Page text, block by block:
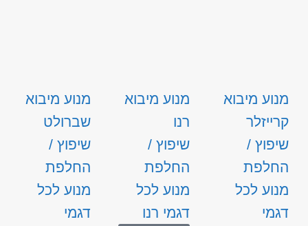
מנוע מיבוא
קרייזלר
שיפוץ /
החלפת
מנוע לכל
דגמי
מנוע מיבוא
רנו
שיפוץ /
החלפת
מנוע לכל
דגמי רנו
מנוע מיבוא
שברולט
שיפוץ /
החלפת
מנוע לכל
דגמי